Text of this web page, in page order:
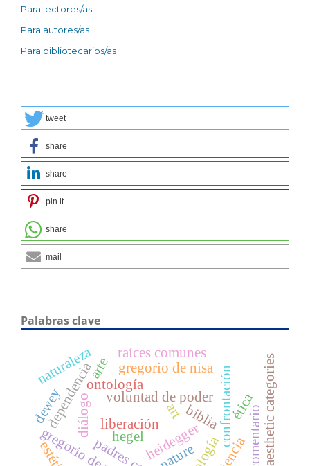
Para lectores/as
Para autores/as
Para bibliotecarios/as
tweet
share
share
pin it
share
mail
Palabras clave
biblia
heidegger
hegel
ontología confrontación
gregorio de nisa
dependencia voluntad de poder
liberación
diálogo éticacomentario
dewey
arte
art aesthetic categories
raíces comunes
naturaleza
nature